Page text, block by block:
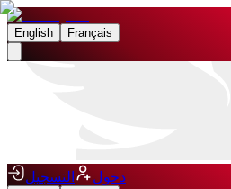
English Français
دخول التسجيل